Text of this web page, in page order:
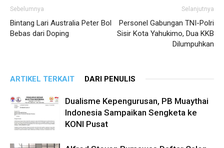
Sebelumnya
Bintang Lari Australia Peter Bol
Bebas dari Doping
Selanjutnya
Personel Gabungan TNI-Polri
Sisir Kota Yahukimo, Dua KKB
Dilumpuhkan
ARTIKEL TERKAIT DARI PENULIS
Dualisme Kepengurusan, PB Muaythai
Indonesia Sampaikan Sengketa ke
KONI Pusat